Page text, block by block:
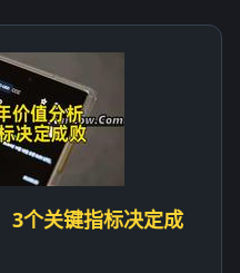
3个关键指标决定成